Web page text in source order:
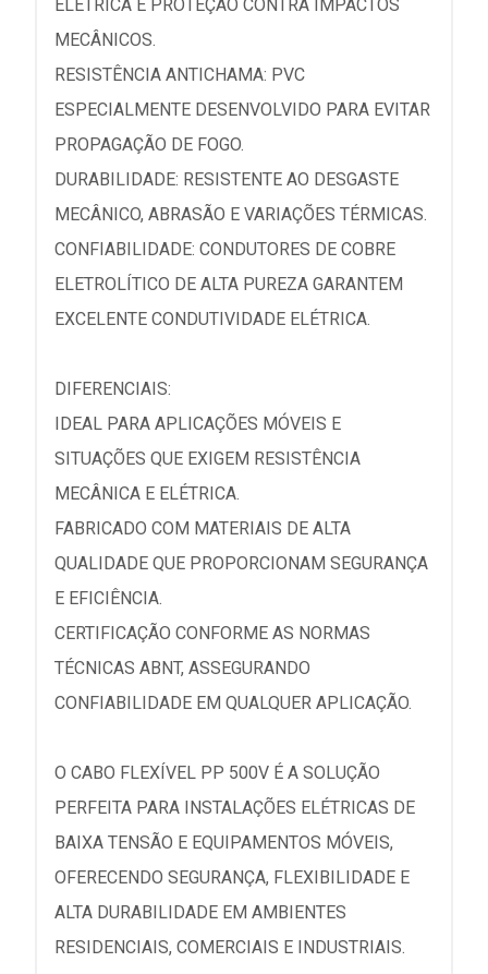
ELÉTRICA E PROTEÇÃO CONTRA IMPACTOS
MECÂNICOS.
RESISTÊNCIA ANTICHAMA: PVC
ESPECIALMENTE DESENVOLVIDO PARA EVITAR
PROPAGAÇÃO DE FOGO.
DURABILIDADE: RESISTENTE AO DESGASTE
MECÂNICO, ABRASÃO E VARIAÇÕES TÉRMICAS.
CONFIABILIDADE: CONDUTORES DE COBRE
ELETROLÍTICO DE ALTA PUREZA GARANTEM
EXCELENTE CONDUTIVIDADE ELÉTRICA.
DIFERENCIAIS:
IDEAL PARA APLICAÇÕES MÓVEIS E
SITUAÇÕES QUE EXIGEM RESISTÊNCIA
MECÂNICA E ELÉTRICA.
FABRICADO COM MATERIAIS DE ALTA
QUALIDADE QUE PROPORCIONAM SEGURANÇA
E EFICIÊNCIA.
CERTIFICAÇÃO CONFORME AS NORMAS
TÉCNICAS ABNT, ASSEGURANDO
CONFIABILIDADE EM QUALQUER APLICAÇÃO.
O CABO FLEXÍVEL PP 500V É A SOLUÇÃO
PERFEITA PARA INSTALAÇÕES ELÉTRICAS DE
BAIXA TENSÃO E EQUIPAMENTOS MÓVEIS,
OFERECENDO SEGURANÇA, FLEXIBILIDADE E
ALTA DURABILIDADE EM AMBIENTES
RESIDENCIAIS, COMERCIAIS E INDUSTRIAIS.